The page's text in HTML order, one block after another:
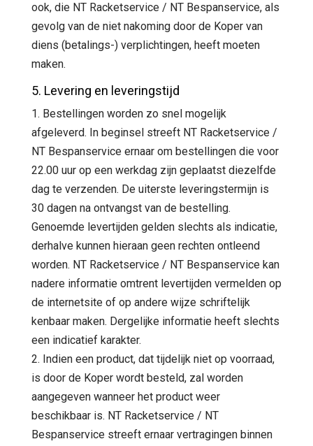
ook, die NT Racketservice / NT Bespanservice, als
gevolg van de niet nakoming door de Koper van
diens (betalings-) verplichtingen, heeft moeten
maken.
5. Levering en leveringstijd
1. Bestellingen worden zo snel mogelijk
afgeleverd. In beginsel streeft NT Racketservice /
NT Bespanservice ernaar om bestellingen die voor
22.00 uur op een werkdag zijn geplaatst diezelfde
dag te verzenden. De uiterste leveringstermijn is
30 dagen na ontvangst van de bestelling.
Genoemde levertijden gelden slechts als indicatie,
derhalve kunnen hieraan geen rechten ontleend
worden. NT Racketservice / NT Bespanservice kan
nadere informatie omtrent levertijden vermelden op
de internetsite of op andere wijze schriftelijk
kenbaar maken. Dergelijke informatie heeft slechts
een indicatief karakter.
2. Indien een product, dat tijdelijk niet op voorraad,
is door de Koper wordt besteld, zal worden
aangegeven wanneer het product weer
beschikbaar is. NT Racketservice / NT
Bespanservice streeft ernaar vertragingen binnen